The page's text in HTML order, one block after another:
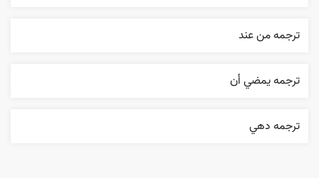
ترجمه من عند
ترجمه يمضي أن
ترجمه دهي